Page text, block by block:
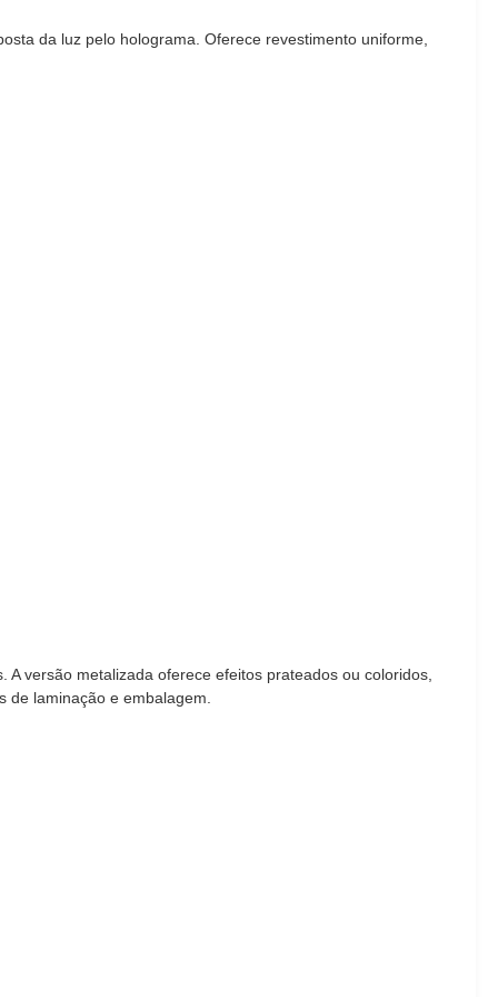
da luz pelo holograma. Oferece revestimento uniforme,
versão metalizada oferece efeitos prateados ou coloridos,
laminação e embalagem.